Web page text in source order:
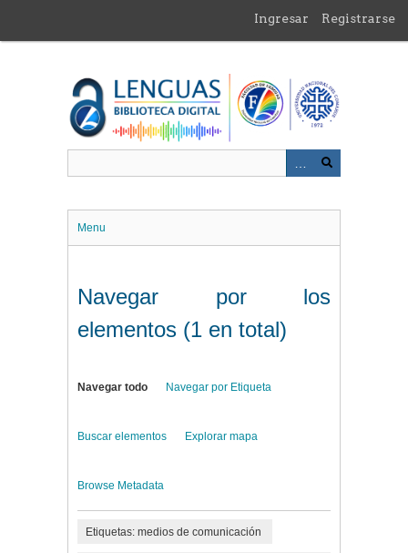
contenido
Ingresar Registrarse
Menu
Navegar por los
elementos (1 en total)
Navegar todo Navegar por Etiqueta
Buscar elementos Explorar mapa
Browse Metadata
Etiquetas: medios de comunicación